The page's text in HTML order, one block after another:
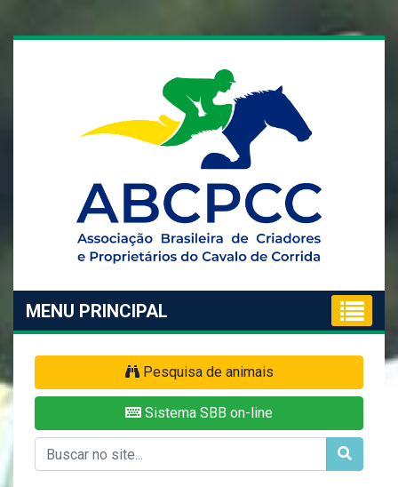
MENU PRINCIPAL
Pesquisa de animais
Sistema SBB on-line